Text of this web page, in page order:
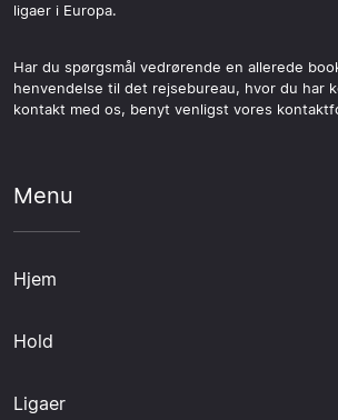
ligaer i Europa.
Har du spørgsmål vedrørende en allerede
henvendelse til det rejsebureau, hvor du har
kontakt med os, benyt venligst vores
Menu
Hjem
Hold
Ligaer